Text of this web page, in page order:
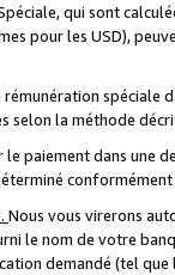
qui sont
pour les USD),
spéciale
selon la méthode
paiement dans une
Nous vous virerons
le nom de votre
demandé (tel que